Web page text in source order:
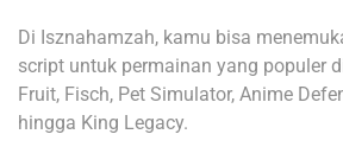
Di Isznahamzah, kamu bisa
script untuk permainan yang populer
Fruit, Fisch, Pet Simulator, Anime
hingga King Legacy.